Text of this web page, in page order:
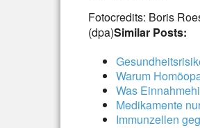
Fotocredits: Boris
(dpa)Similar Posts:
Warum
Was
Medikamente
Immunzellen